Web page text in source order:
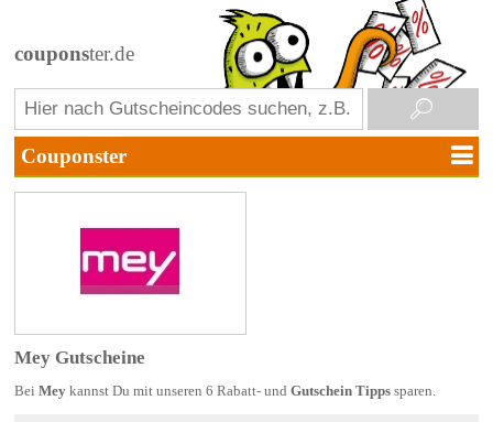
couponster.de
Mey Gutscheine
Bei Meykannst Du mit unseren 6 Rabatt- und Gutschein Tippssparen.